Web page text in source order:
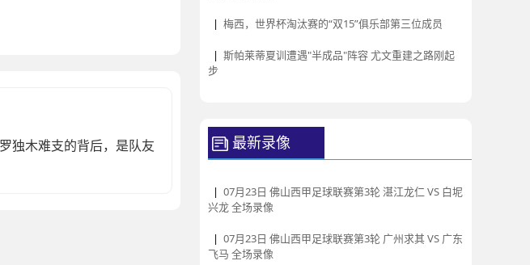
独木难支的背后，是队友
| 梅西，世界杯淘汰赛的“双15”俱乐部第三位成员
| 斯帕莱蒂夏训遭遇"半成品"阵容 尤文重建之路刚起
步
最新录像
| 07月23日 佛山西甲足球联赛第3轮 湛江龙仁 VS 白坭
兴龙 全场录像
| 07月23日 佛山西甲足球联赛第3轮 广州求其 VS 广东
飞马 全场录像